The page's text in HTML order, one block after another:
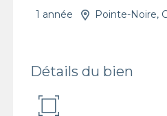
1 année Pointe-Noire,
Détails du bien